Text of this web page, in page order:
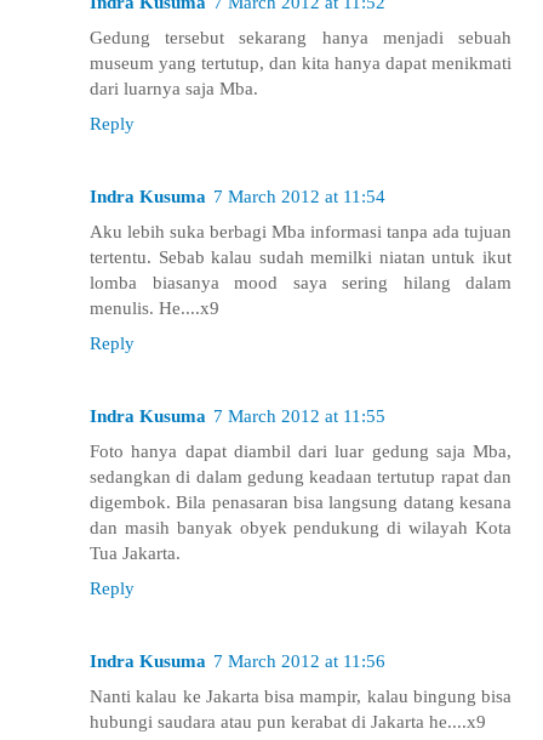
Gedung tersebut sekarang hanya menjadi sebuah
museum yang tertutup, dan kita hanya dapat menikmati
dari luarnya saja Mba.
Reply
Indra Kusuma 7 March 2012 at 11:54
Aku lebih suka berbagi Mba informasi tanpa ada tujuan
tertentu. Sebab kalau sudah memilki niatan untuk ikut
lomba biasanya mood saya sering hilang dalam
menulis. He....x9
Reply
Indra Kusuma 7 March 2012 at 11:55
Foto hanya dapat diambil dari luar gedung saja Mba,
sedangkan di dalam gedung keadaan tertutup rapat dan
digembok. Bila penasaran bisa langsung datang kesana
dan masih banyak obyek pendukung di wilayah Kota
Tua Jakarta.
Reply
Indra Kusuma 7 March 2012 at 11:56
Nanti kalau ke Jakarta bisa mampir, kalau bingung bisa
hubungi saudara atau pun kerabat di Jakarta he....x9